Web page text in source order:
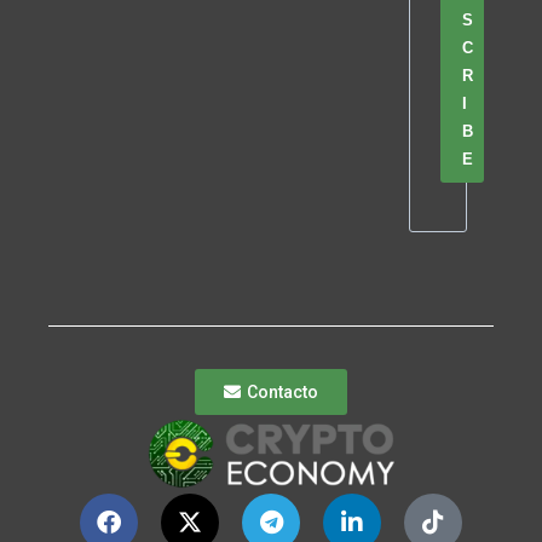
S
C
R
B
E
Contacto